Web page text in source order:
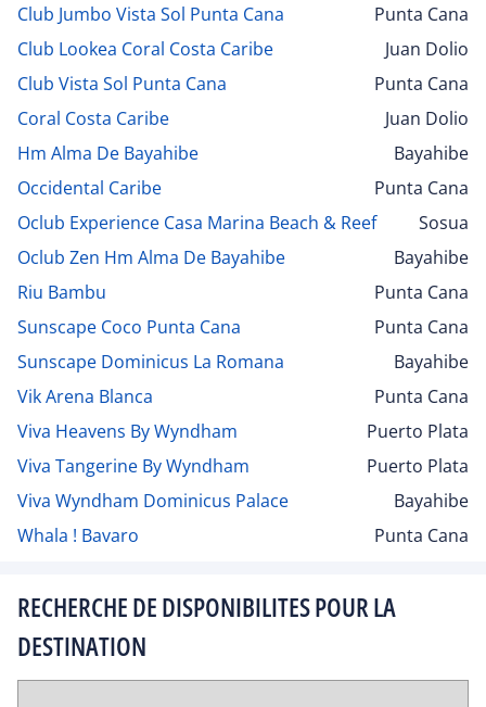
Club Jumbo Vista Sol Punta Cana
Punta Cana
Club Lookea Coral Costa Caribe
Juan Dolio
Club Vista Sol Punta Cana
Punta Cana
Coral Costa Caribe
Juan Dolio
Hm Alma De Bayahibe
Bayahibe
Occidental Caribe
Punta Cana
Oclub Experience Casa Marina Beach & Reef
Sosua
Oclub Zen Hm Alma De Bayahibe
Bayahibe
Riu Bambu
Punta Cana
Sunscape Coco Punta Cana
Punta Cana
Sunscape Dominicus La Romana
Bayahibe
Vik Arena Blanca
Punta Cana
Viva Heavens By Wyndham
Puerto Plata
Viva Tangerine By Wyndham
Puerto Plata
Viva Wyndham Dominicus Palace
Bayahibe
Whala ! Bavaro
Punta Cana
RECHERCHE DE DISPONIBILITES POUR LA
DESTINATION